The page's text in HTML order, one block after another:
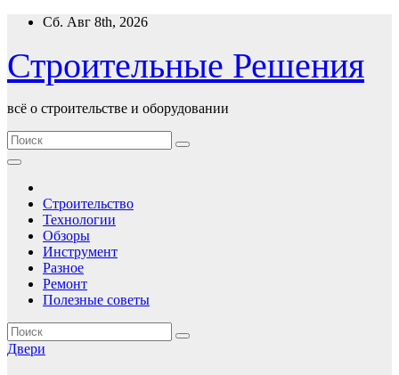
Перейти
содержимому
Сб. Авг 8th, 2026
Строительные Решения
всё о строительстве и оборудовании
Строительство
Технологии
Обзоры
Инструмент
Разное
Ремонт
Полезные советы
Двери